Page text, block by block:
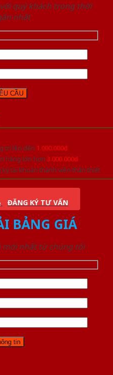
quý khách trong thời
nhất
trí lên đến 1.000.000đ
hàng lớn hơn 3.000.000đ
tài khoản thành viên thân thiết
ĐĂNG KÝ TƯ VẤN
BẢNG GIÁ
mới nhất từ chúng tôi